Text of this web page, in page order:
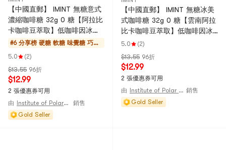
【中國直郵】 IMINT 無糖意式
濃縮咖啡糖 32g 0 糖【阿拉比
卡咖啡豆萃取】低咖啡因冰爽
絲滑清潤口感 推拉便攜小金鐵
解膩清新口氣 免沖泡即食提神
平替硬糖零食
#6 分享榜 硬糖 軟糖 味覺糖 巧克
5.0
(2)
$13.55 96折
$12.99
2 張優惠券可用
由
Institute of Polar Substances
銷售
Gold Seller
【中國直郵】 IMINT 無糖冰美
式咖啡糖 32g 0 糖【雲南阿拉
比卡咖啡豆萃取】低咖啡因冰
爽絲滑清潤口感 推拉便攜小金
公解膩清新口氣 免沖泡即食提
神平替硬糖零食
5.0
(2)
$13.55 96折
$12.99
2 張優惠券可用
由
Institute of Polar Substances 銷售
Gold Seller